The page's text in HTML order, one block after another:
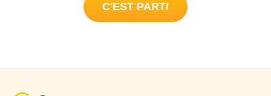
C'EST PARTI